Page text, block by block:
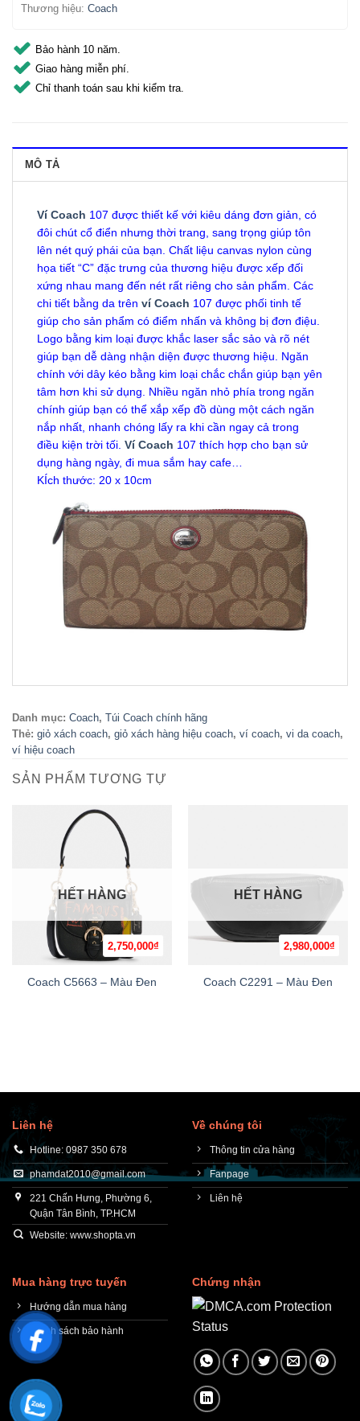
Thương hiệu: Coach
Bảo hành 10 năm.
Giao hàng miễn phí.
Chỉ thanh toán sau khi kiểm tra.
MÔ TẢ
Ví Coach 107 được thiết kế với kiêu dáng đơn giản, có
đôi chút cổ điển nhưng thời trang, sang trọng giúp tôn
lên nét quý phái của bạn. Chất liệu canvas nylon cùng
họa tiết “C” đặc trưng của thương hiệu được xếp đối
xứng nhau mang đến nét rất riêng cho sản phẩm. Các
chi tiết bằng da trên ví Coach 107 được phối tinh tế
giúp cho sản phẩm có điểm nhấn và không bị đơn điệu.
Logo bằng kim loại được khắc laser sắc sảo và rõ nét
giúp bạn dễ dàng nhận diện được thương hiệu. Ngăn
chính với dây kéo bằng kim loại chắc chắn giúp bạn yên
tâm hơn khi sử dụng. Nhiều ngăn nhỏ phía trong ngăn
chính giúp bạn có thể xắp xếp đồ dùng một cách ngăn
nắp nhất, nhanh chóng lấy ra khi cần ngay cả trong
điều kiện trời tối. Ví Coach 107 thích hợp cho bạn sử
dụng hàng ngày, đi mua sắm hay cafe…
KÍch thước: 20 x 10cm
Danh mục: Coach, Túi Coach chính hãng
Thẻ: giỏ xách coach, giỏ xách hàng hiệu coach, ví coach, vi da coach,
ví hiệu coach
SẢN PHẨM TƯƠNG TỰ
2,750,000₫
HẾT HÀNG
Coach C5663 – Màu Đen
2,980,000₫
HẾT HÀNG
Coach C2291 – Màu Đen
Liên hệ
Hotline: 0987 350 678
phamdat2010@gmail.com
221 Chấn Hưng, Phường 6,
Quận Tân Bình, TP.HCM
Website: www.shopta.vn
Về chúng tôi
Thông tin cửa hàng
Fanpage
Liên hệ
Mua hàng trực tuyến
Hướng dẫn mua hàng
Chính sách bảo hành
Chứng nhận